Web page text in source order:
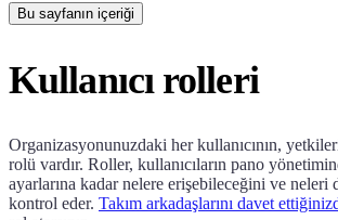
Bu sayfanın içeriği
Kullanıcı rolleri
Organizasyonunuzdaki her kullanıcının,
rolü vardır. Roller, kullanıcıların pano
ayarlarına kadar nelere erişebileceğini ve neleri
kontrol eder. Takım arkadaşlarını davet